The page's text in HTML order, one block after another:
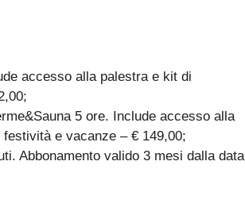
accesso alla palestra e kit di
5 ore. Include accesso alla
e vacanze – € 149,00;
Abbonamento valido 3 mesi dalla data